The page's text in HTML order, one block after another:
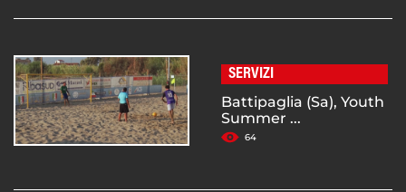
SERVIZI
Battipaglia (Sa), Youth
Summer ...
64